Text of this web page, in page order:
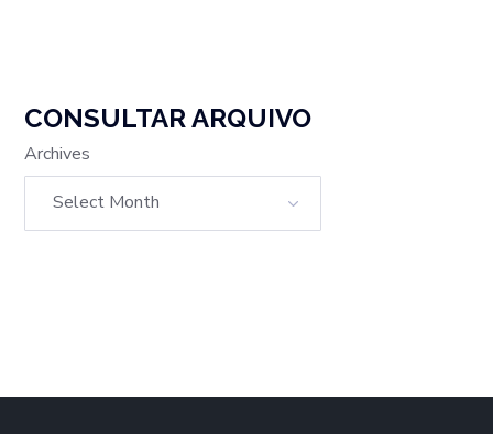
CONSULTAR ARQUIVO
Archives